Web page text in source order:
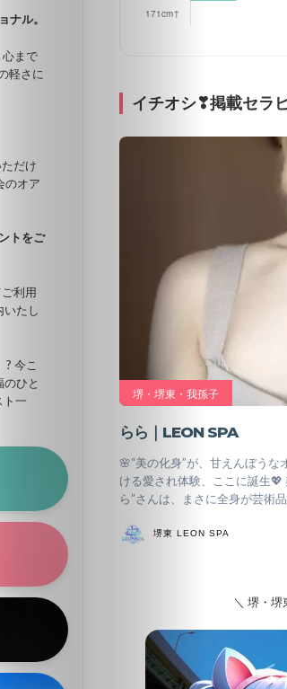
北
海
道・
東
ナル。
まで
軽さに
だけ
のオア
トをご
利用
いたし
今こ
ひと
ト一
イチオシ❣掲載セラ
堺・堺東・我孫子
らら｜LEON SPA
🌸“美の化身”が、甘えんぼう
ける愛され体験、ここに誕生
ら”さんは、まさに全身が芸術
堺東 LEON SPA
＼ 堺・堺